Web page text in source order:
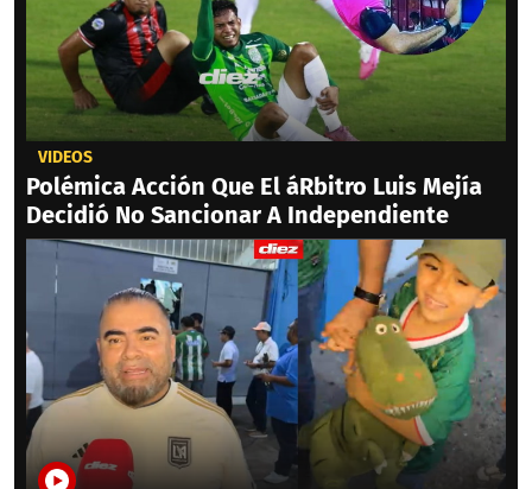
VIDEOS
Polémica Acción Que El áRbitro Luis Mejía
Decidió No Sancionar A Independiente